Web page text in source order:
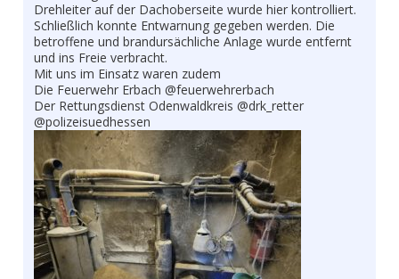
Drehleiter auf der Dachoberseite wurde hier kontrolliert.
Schließlich konnte Entwarnung gegeben werden. Die
betroffene und brandursächliche Anlage wurde entfernt
und ins Freie verbracht.
Mit uns im Einsatz waren zudem
Die Feuerwehr Erbach @feuerwehrerbach
Der Rettungsdienst Odenwaldkreis @drk_retter
@polizeisuedhessen